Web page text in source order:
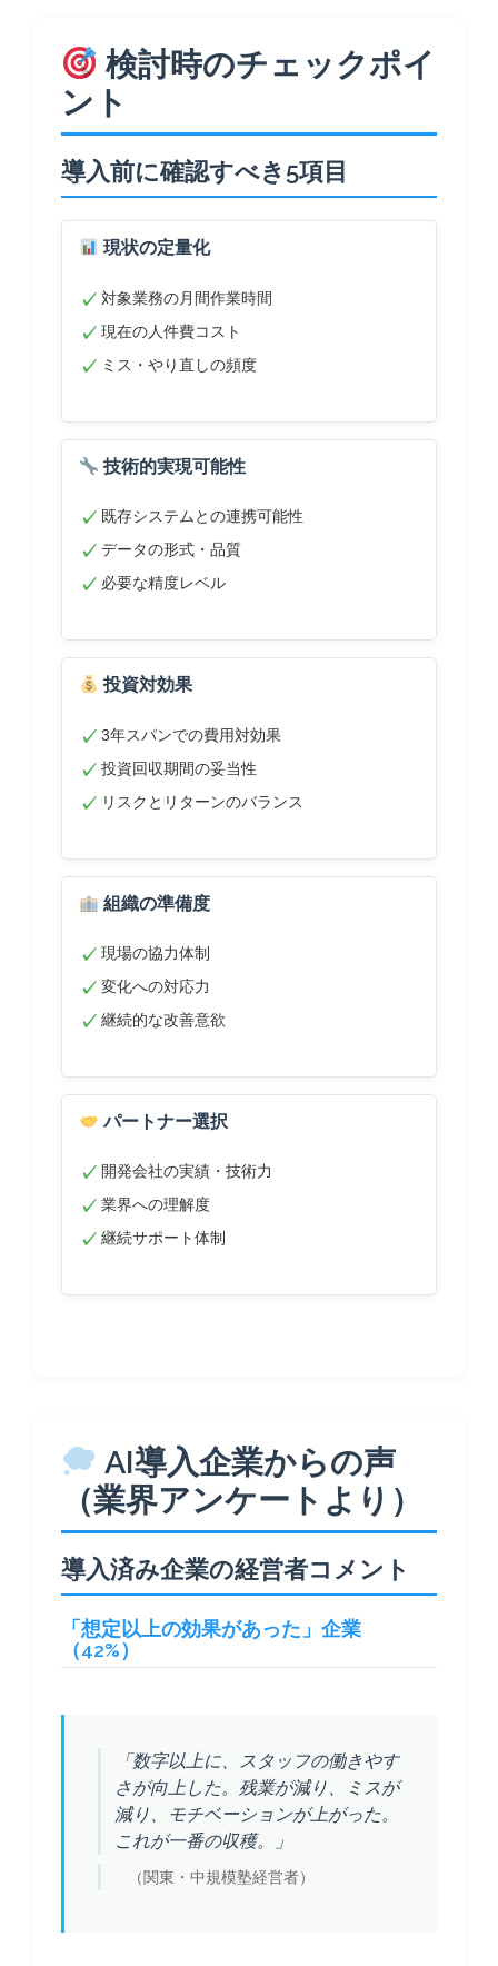
検討時のチェックポイ
ント
導入前に確認すべき5項目
現状の定量化
対象業務の月間作業時間
現在の人件費コスト
ミス・やり直しの頻度
技術的実現可能性
既存システムとの連携可能性
データの形式・品質
必要な精度レベル
投資対効果
3年スパンでの費用対効果
投資回収期間の妥当性
リスクとリターンのバランス
組織の準備度
現場の協力体制
変化への対応力
継続的な改善意欲
パートナー選択
開発会社の実績・技術力
業界への理解度
継続サポート体制
AI導入企業からの声
（業界アンケートより）
導入済み企業の経営者コメント
「想定以上の効果があった」企業
（42%）
「数字以上に、スタッフの働きやす
さが向上した。残業が減り、ミスが
減り、モチベーションが上がった。
これが一番の収穫。」
（関東・中規模塾経営者）